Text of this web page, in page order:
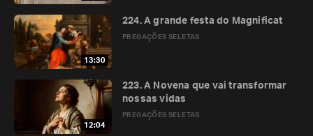
13:30
PREGAÇÕES SELETAS
224. A grande festa do Magnificat
12:04
PREGAÇÕES SELETAS
223. A Novena que vai transformar
nossas vidas